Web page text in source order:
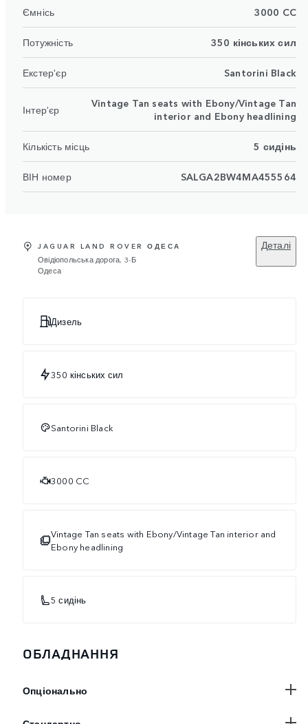
Ємнісь 3000 CC
Потужність 350 кінських сил
Екстер'єр Santorini Black
Інтер'єр
Vintage Tan seats with Ebony/Vintage Tan
interior and Ebony headlining
Кількість місць 5 сидінь
ВІН номер SALGA2BW4MA455564
JAGUAR LAND ROVER ОДЕСА
Овідіопольська дорога, 3-Б
Одеса
Деталі
Дизель
350 кінських сил
Santorini Black
3000 CC
Vintage Tan seats with Ebony/Vintage Tan interior and
Ebony headlining
5 сидінь
ОБЛАДНАННЯ
Опціонально